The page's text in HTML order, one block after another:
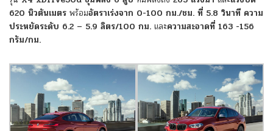
620 นิวตันเมตร พร้อมอัตราเร่งจาก 0-100 กม./ชม. ที่ 5.8 วินาที ความ
ประหยัดระดับ 6.2 – 5.9 ลิตร/100 กม. และความสะอาดที่ 163 -156
กรัม/กม.